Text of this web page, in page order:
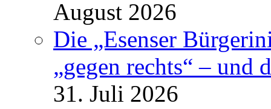
August 2026
Die „Esenser
„gegen rechts“ – und
31. Juli 2026